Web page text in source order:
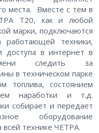
места. Вместе с тем в
Т20, как и любой
марки, подключаются
работающей техники,
доступа в интернет в
следить за
в техническом парке
топлива, состоянием
наработки и т.д.
собирает и передает
оборудование
технике ЧЕТРА.